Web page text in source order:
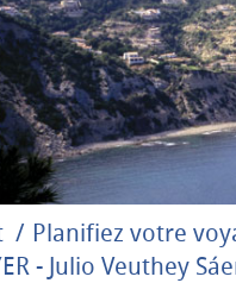
Planifiez votre
- Julio Veuthey